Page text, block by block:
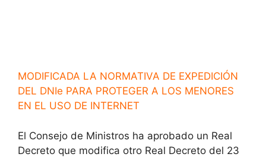
MODIFICADA LA NORMATIVA DE EXPEDICIÓN
DEL DNIe PARA PROTEGER A LOS MENORES
EN EL USO DE INTERNET
El Consejo de Ministros ha aprobado un Real
Decreto que modifica otro Real Decreto del 23